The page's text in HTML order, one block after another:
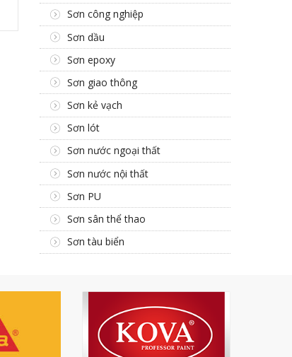
Sơn công nghiệp
Sơn dầu
Sơn epoxy
Sơn giao thông
Sơn kẻ vạch
Sơn lót
Sơn nước ngoại thất
Sơn nước nội thất
Sơn PU
Sơn sân thể thao
Sơn tàu biển